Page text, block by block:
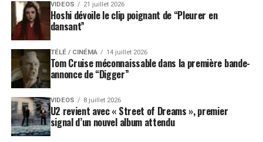
VIDEOS 21 juillet 2026
Hoshi dévoile le clip poignant de “Pleurer en
dansant”
TÉLÉ / CINÉMA 14 juillet 2026
Tom Cruise méconnaissable dans la première bande-
annonce de “Digger”
VIDEOS 8 juillet 2026
U2 revient avec « Street of Dreams », premier
signal d’un nouvel album attendu